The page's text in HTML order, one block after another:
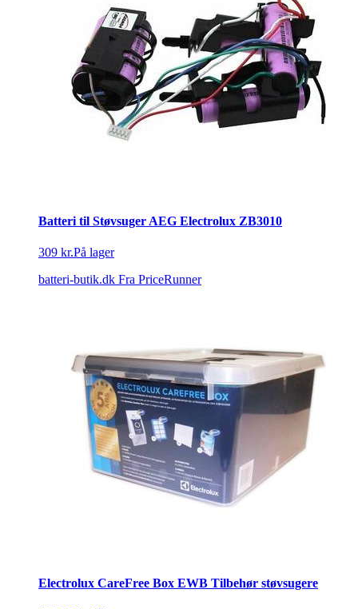
Batteri til Støvsuger AEG Electrolux ZB3010
309 kr.På lager
batteri-butik.dk Fra PriceRunner
Electrolux CareFree Box EWB Tilbehør støvsugere